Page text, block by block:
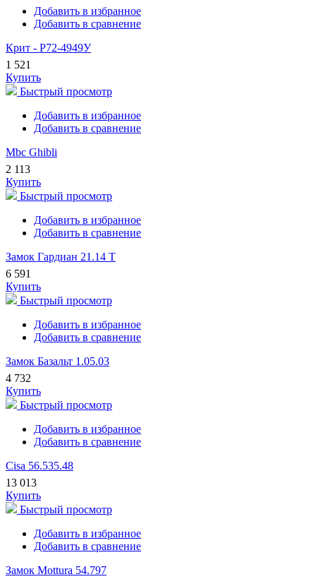
Добавить в избранное
Добавить в сравнение
Крит - Р72-4949У
1 521
Купить
Быстрый просмотр
Добавить в избранное
Добавить в сравнение
Mbc Ghibli
2 113
Купить
Быстрый просмотр
Добавить в избранное
Добавить в сравнение
Замок Гардиан 21.14 Т
6 591
Купить
Быстрый просмотр
Добавить в избранное
Добавить в сравнение
Замок Базальт 1.05.03
4 732
Купить
Быстрый просмотр
Добавить в избранное
Добавить в сравнение
Cisa 56.535.48
13 013
Купить
Быстрый просмотр
Добавить в избранное
Добавить в сравнение
Замок Mottura 54.797